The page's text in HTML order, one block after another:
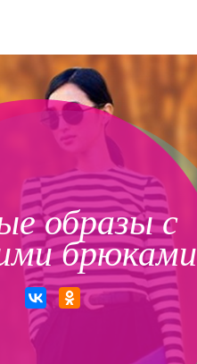
образы с
брюками